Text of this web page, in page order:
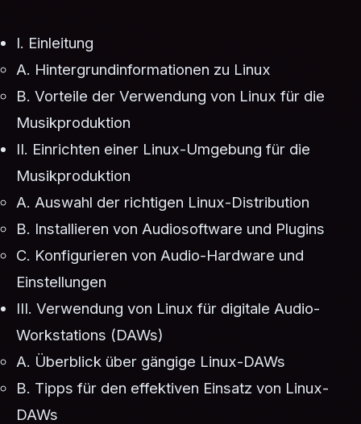
I. Einleitung
A. Hintergrundinformationen zu Linux
B. Vorteile der Verwendung von Linux für die
Musikproduktion
II. Einrichten einer Linux-Umgebung für die
Musikproduktion
A. Auswahl der richtigen Linux-Distribution
B. Installieren von Audiosoftware und Plugins
C. Konfigurieren von Audio-Hardware und
Einstellungen
III. Verwendung von Linux für digitale Audio-
Workstations (DAWs)
A. Überblick über gängige Linux-DAWs
B. Tipps für den effektiven Einsatz von Linux-
DAWs